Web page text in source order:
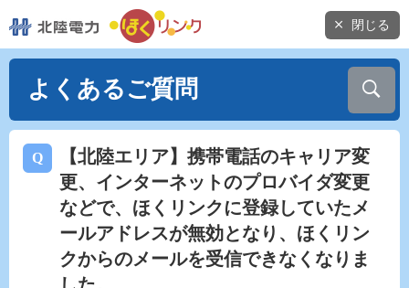
閉じる
よくあるご質問
【北陸エリア】携帯電話のキャリア変
更、インターネットのプロバイダ変更
などで、ほくリンクに登録していたメ
ールアドレスが無効となり、ほくリン
クからのメールを受信できなくなりま